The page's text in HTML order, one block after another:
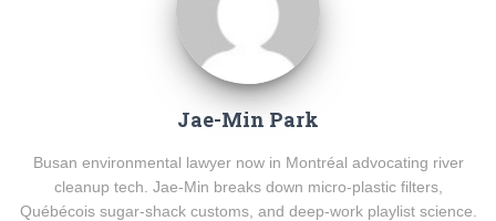
Jae-Min Park
Busan environmental lawyer now in Montréal advocating river
cleanup tech. Jae-Min breaks down micro-plastic filters,
Québécois sugar-shack customs, and deep-work playlist science.